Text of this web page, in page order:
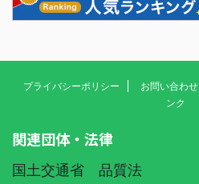
プライバシーポリシー お問い合わせ
ンク
関連団体・法律
国土交通省 品質法